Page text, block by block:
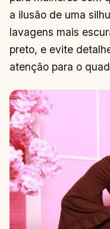
a ilusão de uma
lavagens mais
preto, e evite
atenção para o